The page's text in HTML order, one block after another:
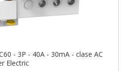
- 3P - 40A - 30mA - clase AC
Electric